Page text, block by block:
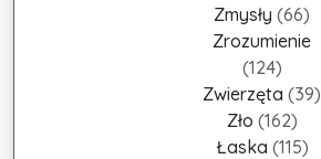
Zmysły (66)
Zrozumienie
(124)
Zwierzęta (39)
Zło (162)
Łaska (115)